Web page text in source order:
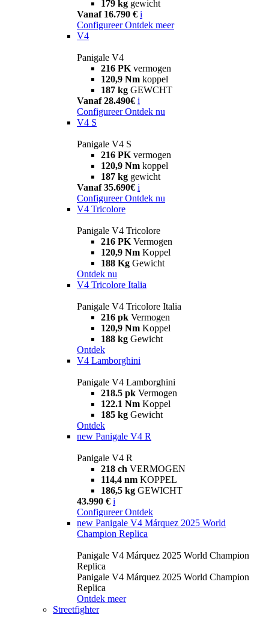
179 kg gewicht
Vanaf 16.790 € i
Configureer Ontdek meer
V4
Panigale V4
216 PK vermogen
120,9 Nm koppel
187 kg GEWCHT
Vanaf 28.490€ i
Configureer Ontdek nu
V4 S
Panigale V4 S
216 PK vermogen
120,9 Nm koppel
187 kg gewicht
Vanaf 35.690€ i
Configureer Ontdek nu
V4 Tricolore
Panigale V4 Tricolore
216 PK Vermogen
120,9 Nm Koppel
188 Kg Gewicht
Ontdek nu
V4 Tricolore Italia
Panigale V4 Tricolore Italia
216 pk Vermogen
120,9 Nm Koppel
188 kg Gewicht
Ontdek
V4 Lamborghini
Panigale V4 Lamborghini
218.5 pk Vermogen
122.1 Nm Koppel
185 kg Gewicht
Ontdek
new Panigale V4 R
Panigale V4 R
218 ch VERMOGEN
114,4 nm KOPPEL
186,5 kg GEWICHT
43.990 € i
Configureer Ontdek
new Panigale V4 Márquez 2025 World
Champion Replica
Panigale V4 Márquez 2025 World Champion
Replica
Panigale V4 Márquez 2025 World Champion
Replica
Ontdek meer
Streetfighter